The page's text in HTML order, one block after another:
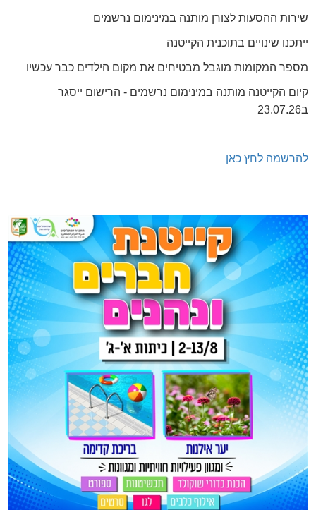
שירות ההסעות לצורן מותנה במינימום נרשמים
ייתכנו שינויים בתוכנית הקייטנה
מספר המקומות מוגבל מבטיחים את מקום הילדים כבר עכשיו
קיום הקייטנה מותנה במינימום נרשמים - הרישום ייסגר
ב23.07.26
להרשמה לחץ כאן